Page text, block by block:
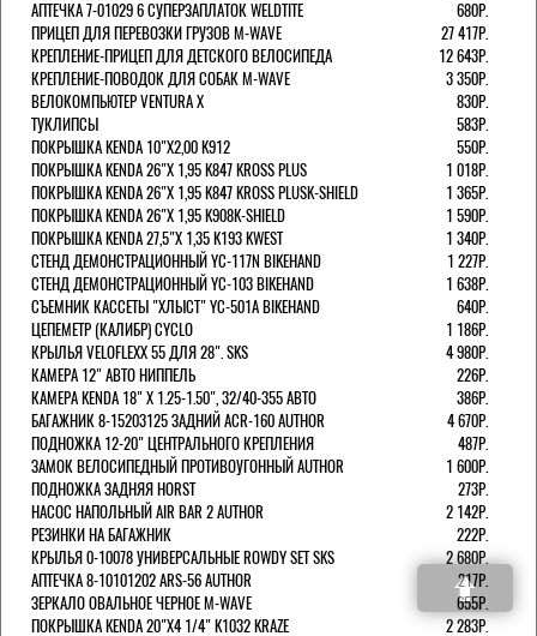
АПТЕЧКА 7-01029 6 СУПЕРЗАПЛАТОК WELDTITE
680Р.
ПРИЦЕП ДЛЯ ПЕРЕВОЗКИ ГРУЗОВ M-WAVE
27 417Р.
КРЕПЛЕНИЕ-ПРИЦЕП ДЛЯ ДЕТСКОГО ВЕЛОСИПЕДА
12 643Р.
КРЕПЛЕНИЕ-ПОВОДОК ДЛЯ СОБАК M-WAVE
3 350Р.
ВЕЛОКОМПЬЮТЕР VENTURA Х
830Р.
ТУКЛИПСЫ
583Р.
ПОКРЫШКА KENDA 10"Х2,00 K912
550Р.
ПОКРЫШКА KENDA 26"Х 1,95 K847 KROSS PLUS
1 018Р.
ПОКРЫШКА KENDA 26"Х 1,95 K847 KROSS PLUSK-SHIELD
1 365Р.
ПОКРЫШКА KENDA 26"Х 1,95 K908K-SHIELD
1 590Р.
ПОКРЫШКА KENDA 27,5"Х 1,35 K193 KWEST
1 340Р.
СТЕНД ДЕМОНСТРАЦИОННЫЙ YC-117N BIKEHAND
1 227Р.
СТЕНД ДЕМОНСТРАЦИОННЫЙ YC-103 BIKEHAND
1 638Р.
СЪЕМНИК КАССЕТЫ "ХЛЫСТ" YC-501A BIKEHAND
640Р.
ЦЕПЕМЕТР (КАЛИБР) CYCLO
1 186Р.
КРЫЛЬЯ VELOFLEXX 55 ДЛЯ 28". SKS
4 980Р.
КАМЕРА 12" АВТО НИППЕЛЬ
226Р.
КАМЕРА KENDA 18" Х 1.25-1.50", 32/40-355 АВТО
386Р.
БАГАЖНИК 8-15203125 ЗАДНИЙ ACR-160 AUTHOR
4 670Р.
ПОДНОЖКА 12-20" ЦЕНТРАЛЬНОГО КРЕПЛЕНИЯ
487Р.
ЗАМОК ВЕЛОСИПЕДНЫЙ ПРОТИВОУГОННЫЙ AUTHOR
1 600Р.
ПОДНОЖКА ЗАДНЯЯ HORST
273Р.
НАСОС НАПОЛЬНЫЙ AIR BAR 2 AUTHOR
2 142Р.
РЕЗИНКИ НА БАГАЖНИК
222Р.
КРЫЛЬЯ 0-10078 УНИВЕРСАЛЬНЫЕ ROWDY SET SKS
2 680Р.
АПТЕЧКА 8-10101202 ARS-56 AUTHOR
217Р.
ЗЕРКАЛО ОВАЛЬНОЕ ЧЕРНОЕ M-WAVE
655Р.
ПОКРЫШКА KENDA 20"Х4 1/4" K1032 KRAZE
2 283Р.